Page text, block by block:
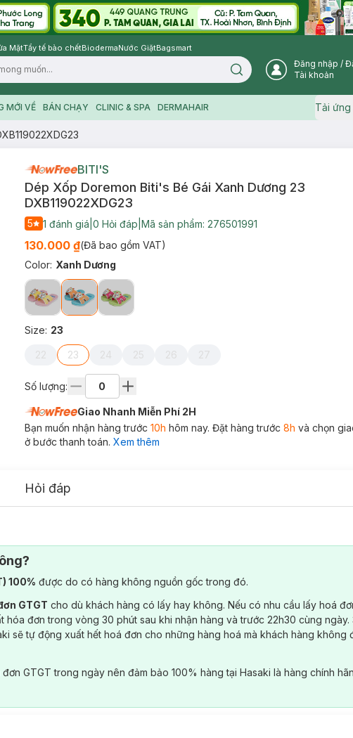
MặtTẩy tế bào chếtBiodermaNước GiặtBagsmart
Search icon User
Đăng nhập /
Tài khoản
MỚI VỀ BÁN CHẠY CLINIC & SPA DERMAHAIR Tải
BITI'S
Dép Xốp Doremon Biti's Bé Gái Xanh Dương 23
DXB119022XDG23
5 1 đánh giá 0 Hỏi đáp Mã sản phẩm: 276501991
130.000 ₫(Đã bao gồm VAT)
Color: Xanh Dương
Size: 23
22 23 24 25 26 27
Số lượng:
Giao Nhanh Miễn Phí 2H
Bạn muốn nhận hàng trước 10h hôm nay. Đặt hàng trước 8h và chọn
ở bước thanh toán. Xem thêm
Hỏi đáp
100% được do có hàng không nguồn gốc trong đó.
GTGT cho dù khách hàng có lấy hay không. Nếu có nhu cầu lấy hoá
đơn trong vòng 30 phút sau khi nhận hàng và trước 22h30 cùng ngày.
sẽ tự động xuất hết hoá đơn cho những hàng hoá mà khách hàng không
GTGT trong ngày nên đảm bảo 100% hàng tại Hasaki là hàng chính